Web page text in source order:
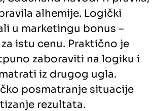
alhemije. Logički
u marketingu bonus –
istu cenu. Praktično je
zaboraviti na logiku i
iz drugog ugla.
posmatranje situacije
rezultata.